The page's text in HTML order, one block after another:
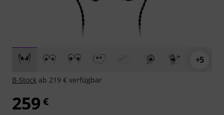
+5
B-Stock ab 219 € verfügbar
259 €